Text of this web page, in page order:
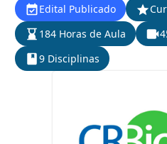
Edital Publicado
184 Horas de Aula
9 Disciplinas